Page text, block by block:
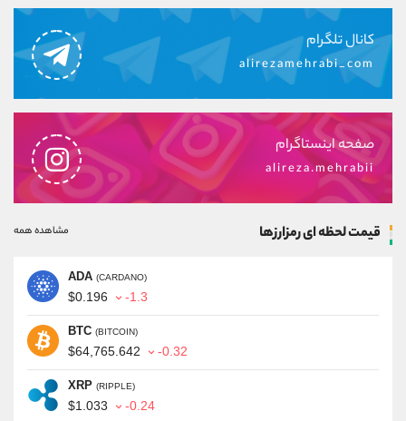
کانال تلگرام
alirezamehrabi_com
صفحه اینستاگرام
alireza.mehrabii
قیمت لحظه ای رمزارزها مشاهده همه
ADA (CARDANO)
$0.196 -1.3
BTC (BITCOIN)
$64,765.642 -0.32
XRP (RIPPLE)
$1.033 -0.24